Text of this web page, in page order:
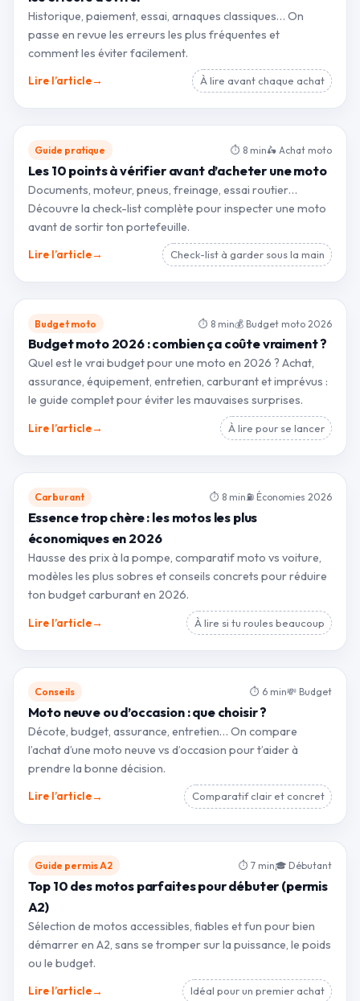
Historique, paiement, essai, arnaques classiques… On
passe en revue les erreurs les plus fréquentes et
comment les éviter facilement.
Lire l’article→ À lire avant chaque achat
Guide pratique ⏱ 8 min🛵 Achat moto
Les 10 points à vérifier avant d’acheter une moto
Documents, moteur, pneus, freinage, essai routier…
Découvre la check-list complète pour inspecter une moto
avant de sortir ton portefeuille.
Lire l’article→ Check-list à garder sous la main
Budget moto ⏱ 8 min💰 Budget moto 2026
Budget moto 2026 : combien ça coûte vraiment ?
Quel est le vrai budget pour une moto en 2026 ? Achat,
assurance, équipement, entretien, carburant et imprévus :
le guide complet pour éviter les mauvaises surprises.
Lire l’article→ À lire pour se lancer
Carburant ⏱ 8 min⛽ Économies 2026
Essence trop chère : les motos les plus
économiques en 2026
Hausse des prix à la pompe, comparatif moto vs voiture,
modèles les plus sobres et conseils concrets pour réduire
ton budget carburant en 2026.
Lire l’article→ À lire si tu roules beaucoup
Conseils ⏱ 6 min💸 Budget
Moto neuve ou d’occasion : que choisir ?
Décote, budget, assurance, entretien… On compare
l’achat d’une moto neuve vs d’occasion pour t’aider à
prendre la bonne décision.
Lire l’article→ Comparatif clair et concret
Guide permis A2 ⏱ 7 min🎓 Débutant
Top 10 des motos parfaites pour débuter (permis
A2)
Sélection de motos accessibles, fiables et fun pour bien
démarrer en A2, sans se tromper sur la puissance, le poids
ou le budget.
Lire l’article→ Idéal pour un premier achat